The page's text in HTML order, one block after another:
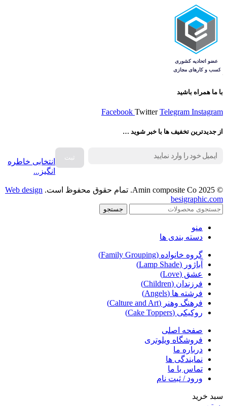
با ما همراه باشید
Facebook Twitter Telegram Instagram
از جدیدترین تخفیف ها با خبر شوید …
انتخابی خاطره
انگیز...
© 2025 Amin composite Co. تمام حقوق محفوظ است.
Web design
besigraphic.com
جستجو
منو
دسته بندی ها
گروه خانواده (Family Grouping)
آباژور (Lamp Shade)
عشق (Love)
فرزندان (Children)
فرشته ها (Angels)
فرهنگ وهنر (Calture and Art)
روکیکی (Cake Toppers)
صفحه اصلی
فروشگاه ویلوتری
درباره ما
نمایندگی ها
تماس با ما
ورود / ثبت نام
سبد خرید